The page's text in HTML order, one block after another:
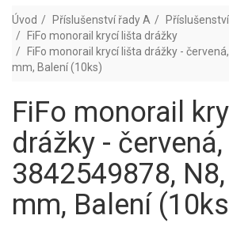
Úvod Příslušenství řady A
FiFo monorail krycí lišta drážky
FiFo monorail krycí lišta drážky -
mm, Balení (10ks)
FiFo monorail
drážky - červená,
3842549878,
mm, Balení